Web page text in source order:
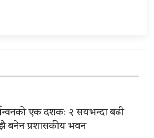
एक दशकः २ सयभन्दा बढी
बनेन प्रशासकीय भवन